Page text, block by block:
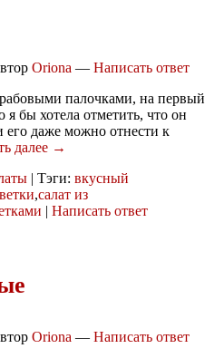
Oriona — Написать ответ
палочками, на первый
бы хотела отметить, что он
его даже можно отнести к
далее →
| Тэги: вкусный
,салат из
| Написать ответ
Oriona — Написать ответ